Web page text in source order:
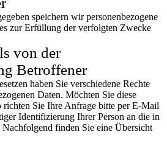
speichern wir personenbezogene
zur Erfüllung der verfolgten Zwecke
von der
Betroffener
haben Sie verschiedene Rechte
Daten. Möchten Sie diese
richten Sie Ihre Anfrage bitte per E-Mail
Identifizierung Ihrer Person an die in
finden Sie eine Übersicht